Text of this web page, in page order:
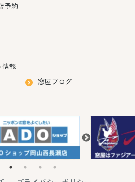
予約
情報
窓屋ブログ